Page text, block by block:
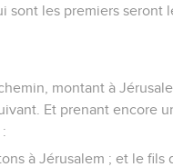
sont les premiers seront
montant à
Et prenant encore
à Jérusalem ; et le fils